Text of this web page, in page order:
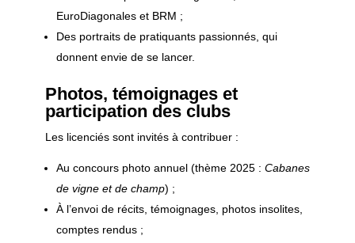
EuroDiagonales et BRM ;
Des portraits de pratiquants passionnés, qui
donnent envie de se lancer.
Photos, témoignages et
participation des clubs
Les licenciés sont invités à contribuer :
Au concours photo annuel (thème 2025 : Cabanes
de vigne et de champ) ;
À l’envoi de récits, témoignages, photos insolites,
comptes rendus ;